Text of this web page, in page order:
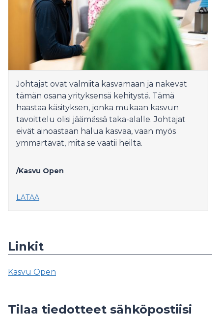
Johtajat ovat valmiita kasvamaan ja näkevät
tämän osana yrityksensä kehitystä. Tämä
haastaa käsityksen, jonka mukaan kasvun
tavoittelu olisi jäämässä taka-alalle. Johtajat
eivät ainoastaan halua kasvaa, vaan myös
ymmärtävät, mitä se vaatii heiltä.
/Kasvu Open
LATAA
Linkit
Kasvu Open
Tilaa tiedotteet sähköpostiisi